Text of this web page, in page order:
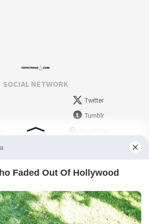
SOCIAL NETWORK
Twitter
Tumblr
Youtube
Flickr
RSS